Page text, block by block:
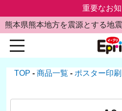
重要なお
熊本県熊本地方を震源とする地
TOP 商品一覧 ポスター印刷